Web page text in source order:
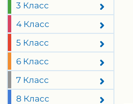
3 Класс
4 Класс
5 Класс
6 Класс
7 Класс
8 Класс